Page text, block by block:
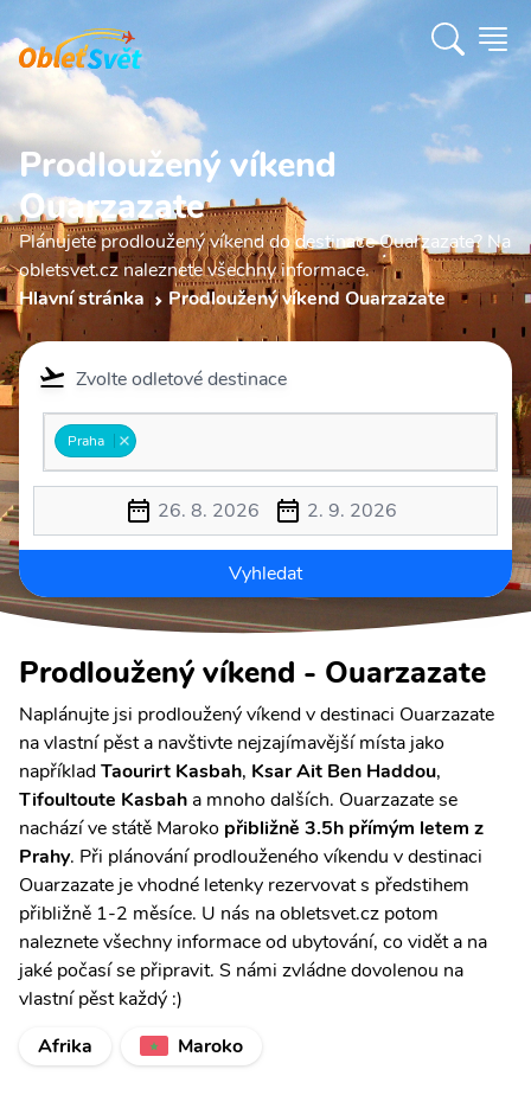
Prodloužený víkend
Ouarzazate
Plánujete prodloužený víkend do destinace Ouarzazate? Na
obletsvet.cz naleznete všechny informace.
Hlavní stránka
Prodloužený víkend Ouarzazate
Zvolte odletové destinace
Praha
26. 8. 2026 2. 9. 2026
Vyhledat
Prodloužený víkend - Ouarzazate
Naplánujte jsi prodloužený víkend v destinaci Ouarzazate
na vlastní pěst a navštivte nejzajímavější místa jako
napříkladTaourirt Kasbah, Ksar Ait Ben Haddou‌,
Tifoultoute Kasbah a mnoho dalších. Ouarzazate se
nachází ve státě Maroko přibližně 3.5h přímým letem z
Prahy. Při plánování prodlouženého víkendu v destinaci
Ouarzazate je vhodné letenky rezervovat s předstihem
přibližně 1-2 měsíce. U nás na obletsvet.cz potom
naleznete všechny informace od ubytování, co vidět a na
jaké počasí se připravit. S námi zvládne dovolenou na
vlastní pěst každý :)
Afrika
Maroko